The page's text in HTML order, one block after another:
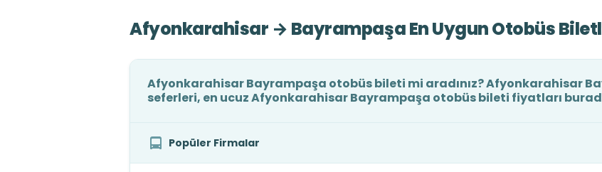
Afyonkarahisar → Bayrampaşa En Uygun Otobüs
Afyonkarahisar Bayrampaşa otobüs bileti mi aradınız? Afyonkarahisar
seferleri, en ucuz Afyonkarahisar Bayrampaşa otobüs bileti fiyatları
Popüler Firmalar